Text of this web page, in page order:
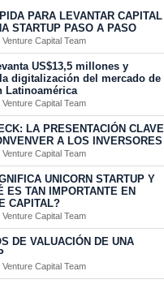
PARA LEVANTAR CAPITAL
STARTUP PASO A PASO
Venture Capital Team
US$13,5 millones y
digitalización del mercado de
Latinoamérica
Venture Capital Team
LA PRESENTACIÓN CLAVE
A LOS INVERSORES
Venture Capital Team
UNICORN STARTUP Y
ES TAN IMPORTANTE EN
CAPITAL?
Venture Capital Team
DE VALUACIÓN DE UNA
Venture Capital Team